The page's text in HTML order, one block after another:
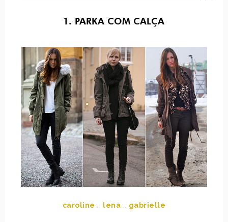
1. PARKA COM CALÇA
caroline lena gabrielle